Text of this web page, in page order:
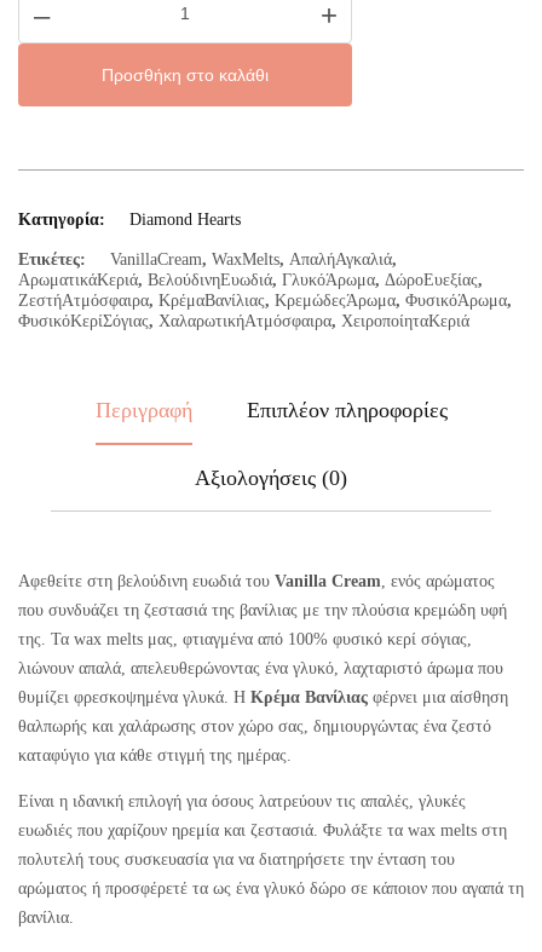
–
Cream
Hearts
+
Προσθήκη στο καλάθι
Κατηγορία: Diamond Hearts
Ετικέτες: VanillaCream, WaxMelts, ΑπαλήΑγκαλιά,
ΑρωματικάΚεριά, ΒελούδινηΕυωδιά, ΓλυκόΆρωμα, ΔώροΕυεξίας,
ΖεστήΑτμόσφαιρα, ΚρέμαΒανίλιας, ΚρεμώδεςΆρωμα, ΦυσικόΆρωμα,
ΦυσικόΚερίΣόγιας, ΧαλαρωτικήΑτμόσφαιρα, ΧειροποίηταΚεριά
Περιγραφή Επιπλέον πληροφορίες
Αξιολογήσεις (0)
Αφεθείτε στη βελούδινη ευωδιά του Vanilla Cream , ενός αρώματος
που συνδυάζει τη ζεστασιά της βανίλιας με την πλούσια κρεμώδη υφή
της. Τα wax melts μας, φτιαγμένα από 100% φυσικό κερί σόγιας,
λιώνουν απαλά, απελευθερώνοντας ένα γλυκό, λαχταριστό άρωμα που
θυμίζει φρεσκοψημένα γλυκά. Η Κρέμα Βανίλιας φέρνει μια αίσθηση
θαλπωρής και χαλάρωσης στον χώρο σας, δημιουργώντας ένα ζεστό
καταφύγιο για κάθε στιγμή της ημέρας.
Είναι η ιδανική επιλογή για όσους λατρεύουν τις απαλές, γλυκές
ευωδιές που χαρίζουν ηρεμία και ζεστασιά. Φυλάξτε τα wax melts στη
πολυτελή τους συσκευασία για να διατηρήσετε την ένταση του
αρώματος ή προσφέρετέ τα ως ένα γλυκό δώρο σε κάποιον που αγαπά τη
βανίλια.